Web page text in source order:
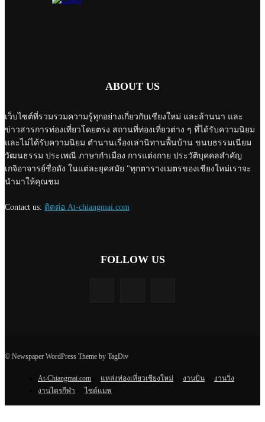
ABOUT US
เว็บไซต์ที่รวมรวมความรู้ทุกอย่างเกี่ยวกับเชียงใหม่ และล้านนา และ
ข่าวสารการท่องเที่ยวโดยตรง สถานที่ท่องเที่ยวต่าง ๆ ที่ได้รับความนิยม
และไม่ได้รับความนิยม ตำนานเรื่องเล่านิทานพื้นบ้าน ขนบธรรมเนียม
วัฒนธรรม ประเพณี ภาษากำเมือง การแต่งกาย ประวัติบุคคลสำคัญ
เกจิอาจารย์ชื่อดัง ในแต่ละยุคสมัย "ทุกตารางเมตรของเชียงใหม่เราจะ
นำมาให้คุณชม
Contact us: ติดต่อ At-chiangmai.com
FOLLOW US
© Newspaper WordPress Theme by TagDiv
At-Chiangmai.com แหล่งท่องเที่ยวเชียงใหม่ งานปั่น
งานวิ่ง
งานไตรกีฬา
ไซต์แมพ